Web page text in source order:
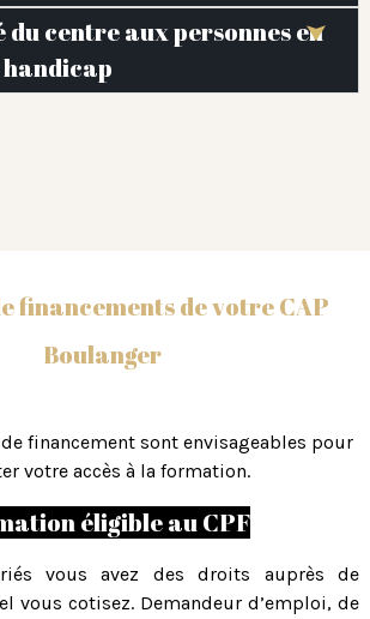
du centre aux personnes en
financements de votre CAP
Boulanger
financement sont envisageables pour
votre accès à la formation.
éligible au CPF
vous avez des droits auprès de
vous cotisez. Demandeur d’emploi, de